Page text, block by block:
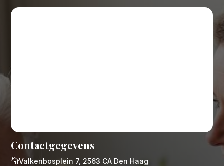
Contactgegevens
Valkenbosplein 7, 2563 CA Den Haag